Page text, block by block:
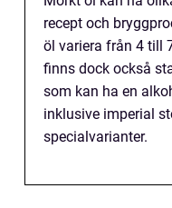
recept och
öl variera från 4 till
finns dock också
som kan ha en
inklusive imperial
specialvarianter.